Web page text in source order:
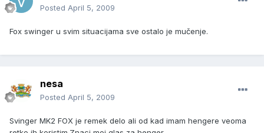
Posted April 5, 2009
Fox swinger u svim situacijama sve ostalo je mučenje.
nesa
Posted April 5, 2009
Svinger MK2 FOX je remek delo ali od kad imam hengere veoma